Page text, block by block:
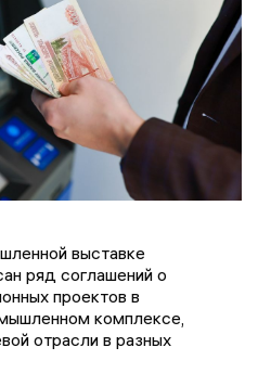
выставке
ряд соглашений о
проектов в
комплексе,
отрасли в разных